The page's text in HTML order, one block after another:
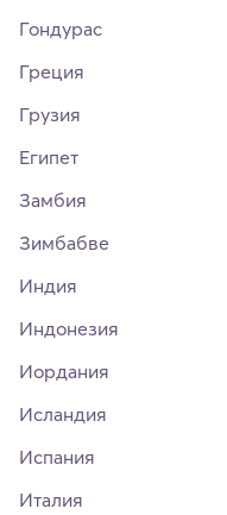
Гондурас
Греция
Грузия
Египет
Замбия
Зимбабве
Индия
Индонезия
Иордания
Исландия
Испания
Италия